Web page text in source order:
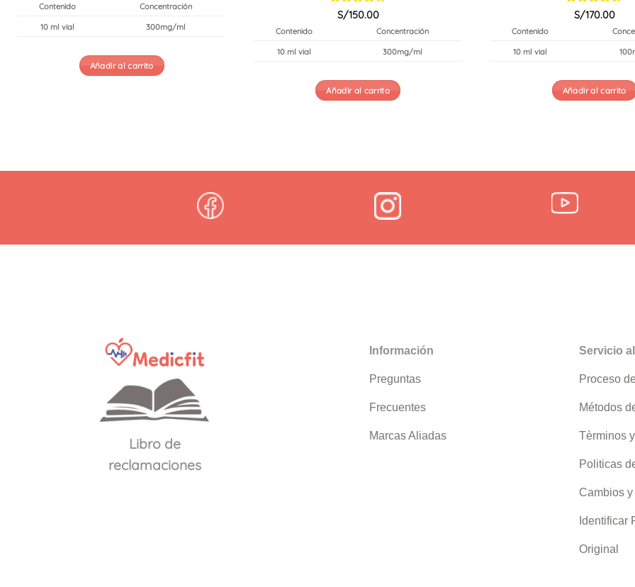
Contenido Concentración
10 ml vial 300mg/ml
Añadir al carrito
Valorado
S/150.00
Contenido Concentración
10 ml vial 300mg/ml
Añadir al carrito
Valorado
S/170.00
Contenido
10 ml vial
Añadir al carrito
Libro de
reclamaciones
Información
Preguntas
Frecuentes
Marcas Aliadas
Servicio
Proceso
Métodos
Tèrminos
Politicas
Cambios
Identificar
Original